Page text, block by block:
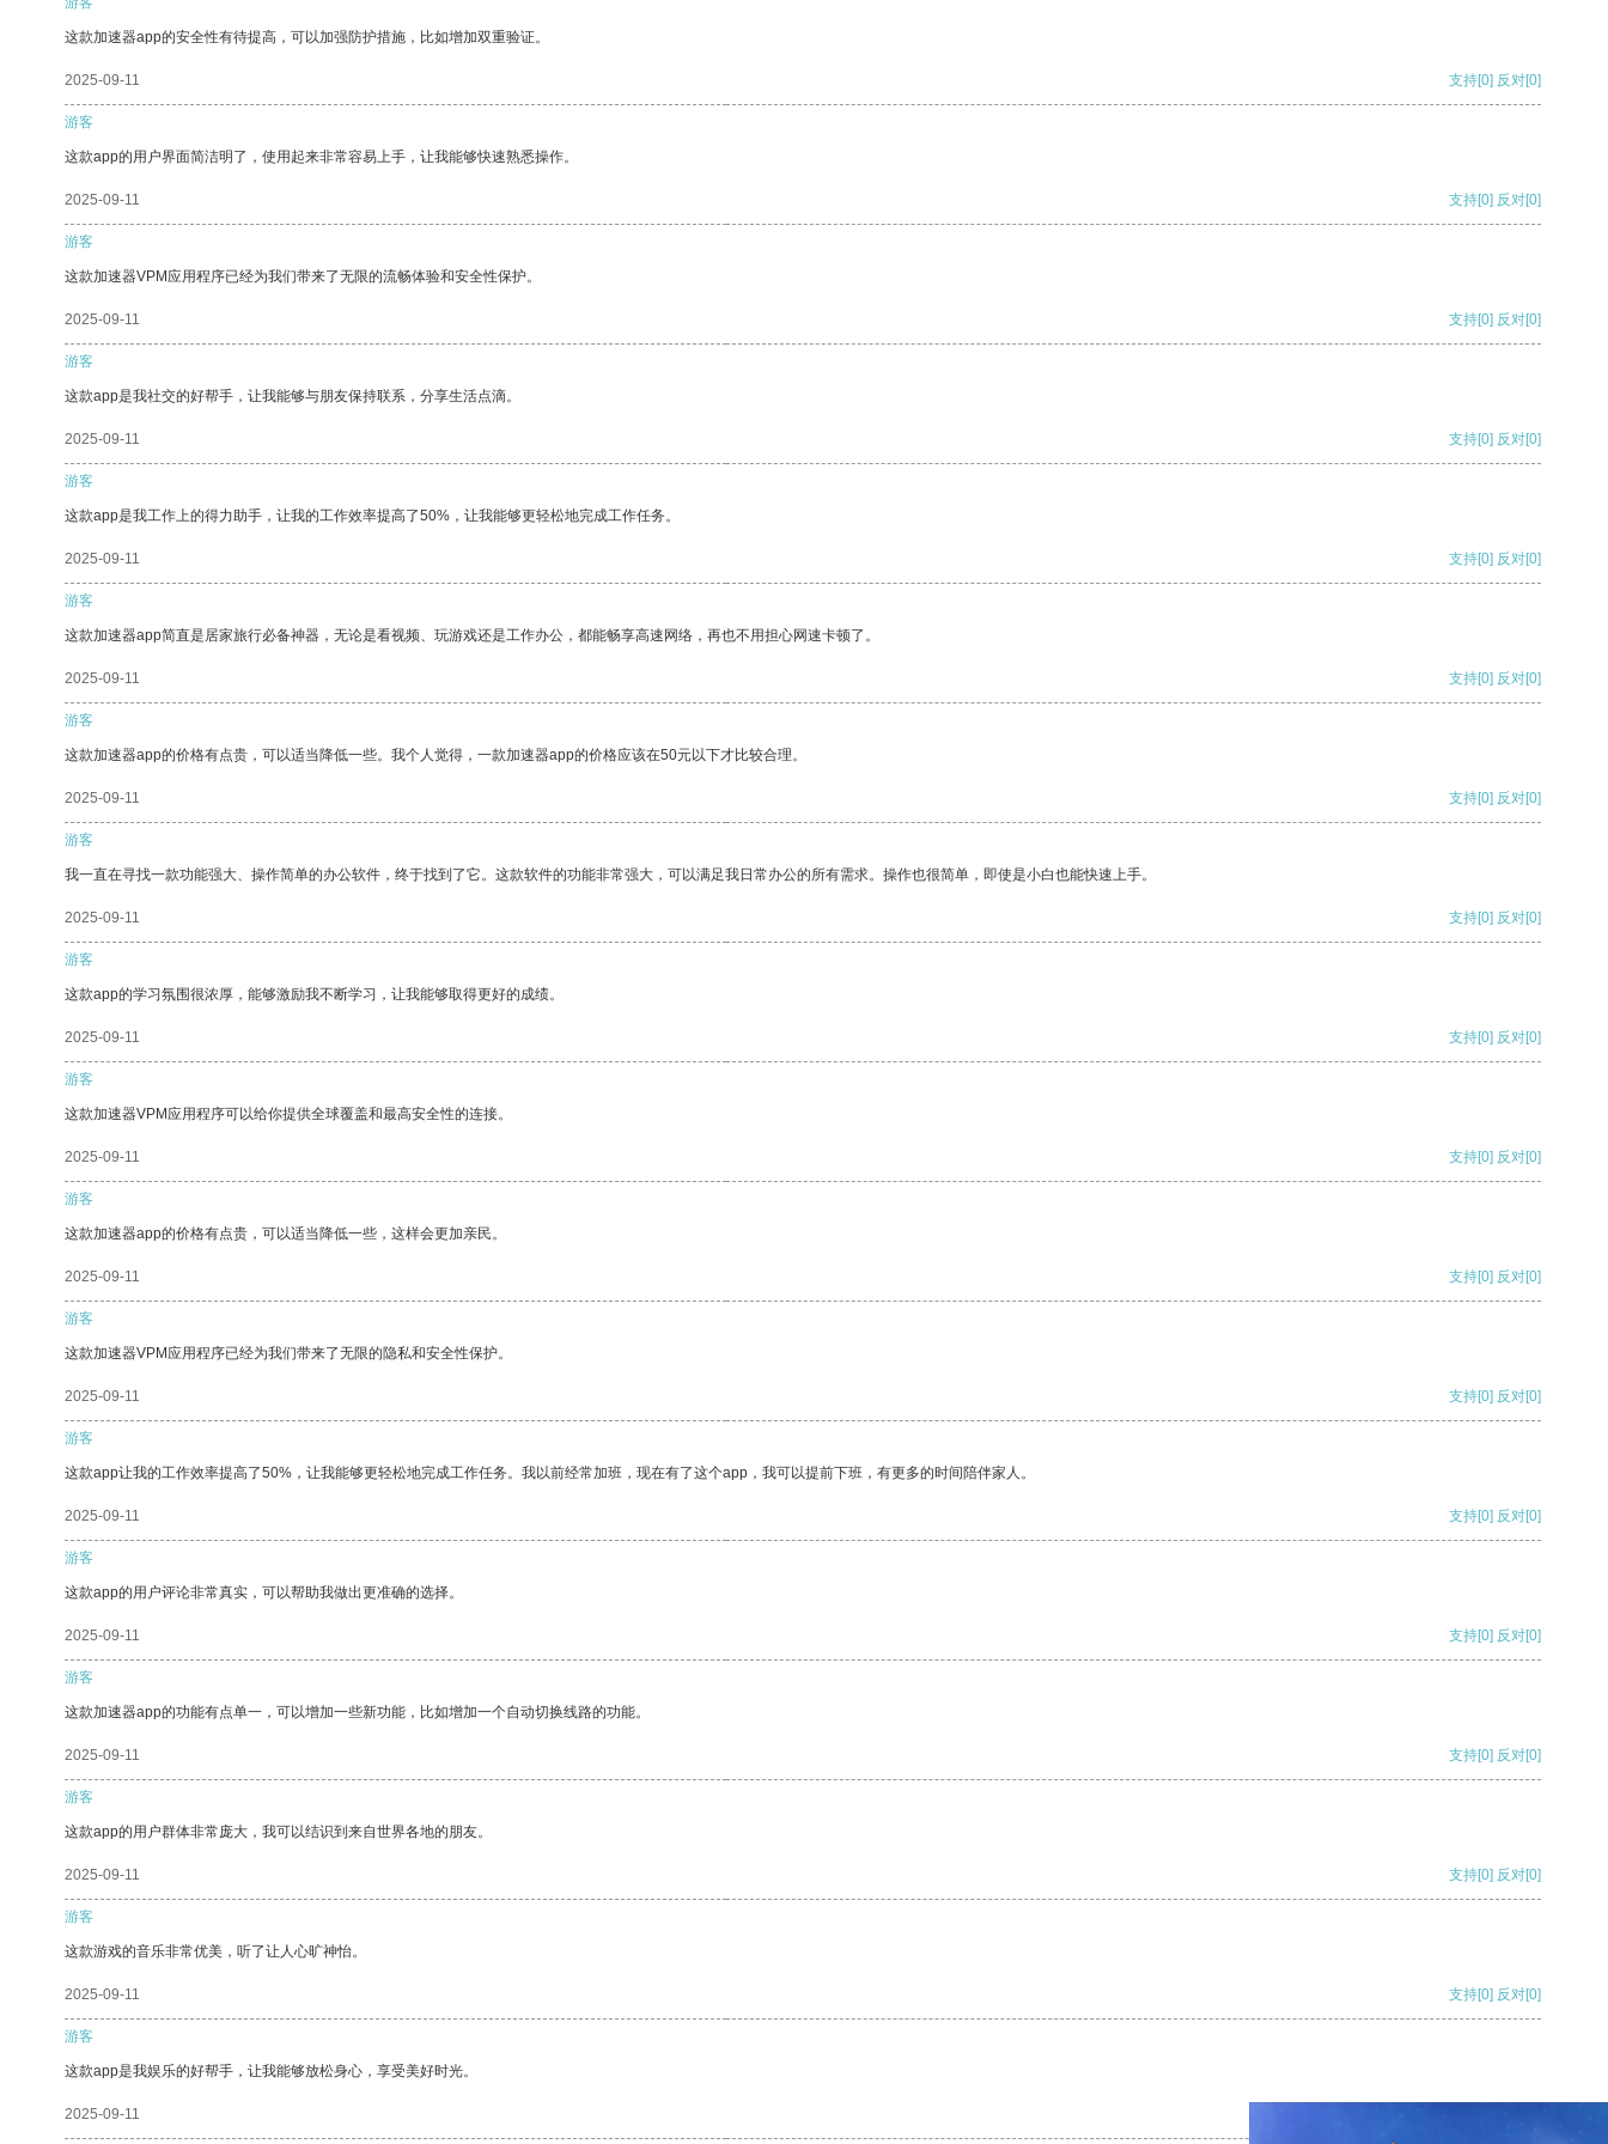
这款加速器app的安全性有待提高，可以加强防护措施，比如增加双重验证。
2025-09-11 支持[0] 反对[0]
游客
这款app的用户界面简洁明了，使用起来非常容易上手，让我能够快速熟悉操作。
2025-09-11 支持[0] 反对[0]
游客
这款加速器VPM应用程序已经为我们带来了无限的流畅体验和安全性保护。
2025-09-11 支持[0] 反对[0]
游客
这款app是我社交的好帮手，让我能够与朋友保持联系，分享生活点滴。
2025-09-11 支持[0] 反对[0]
游客
这款app是我工作上的得力助手，让我的工作效率提高了50%，让我能够更轻松地完成工作任务。
2025-09-11 支持[0] 反对[0]
游客
这款加速器app简直是居家旅行必备神器，无论是看视频、玩游戏还是工作办公，都能畅享高速网络，再也不用担心网速卡顿了。
2025-09-11 支持[0] 反对[0]
游客
这款加速器app的价格有点贵，可以适当降低一些。我个人觉得，一款加速器app的价格应该在50元以下才比较合理。
2025-09-11 支持[0] 反对[0]
游客
我一直在寻找一款功能强大、操作简单的办公软件，终于找到了它。这款软件的功能非常强大，可以满足我日常办公的所有需求。操作也很简单，即使是小白也能快速上手。
2025-09-11 支持[0] 反对[0]
游客
这款app的学习氛围很浓厚，能够激励我不断学习，让我能够取得更好的成绩。
2025-09-11 支持[0] 反对[0]
游客
这款加速器VPM应用程序可以给你提供全球覆盖和最高安全性的连接。
2025-09-11 支持[0] 反对[0]
游客
这款加速器app的价格有点贵，可以适当降低一些，这样会更加亲民。
2025-09-11 支持[0] 反对[0]
游客
这款加速器VPM应用程序已经为我们带来了无限的隐私和安全性保护。
2025-09-11 支持[0] 反对[0]
游客
这款app让我的工作效率提高了50%，让我能够更轻松地完成工作任务。我以前经常加班，现在有了这个app，我可以提前下班，有更多的时间陪伴家人。
2025-09-11 支持[0] 反对[0]
游客
这款app的用户评论非常真实，可以帮助我做出更准确的选择。
2025-09-11 支持[0] 反对[0]
游客
这款加速器app的功能有点单一，可以增加一些新功能，比如增加一个自动切换线路的功能。
2025-09-11 支持[0] 反对[0]
游客
这款app的用户群体非常庞大，我可以结识到来自世界各地的朋友。
2025-09-11 支持[0] 反对[0]
游客
这款游戏的音乐非常优美，听了让人心旷神怡。
2025-09-11 支持[0] 反对[0]
游客
这款app是我娱乐的好帮手，让我能够放松身心，享受美好时光。
2025-09-11